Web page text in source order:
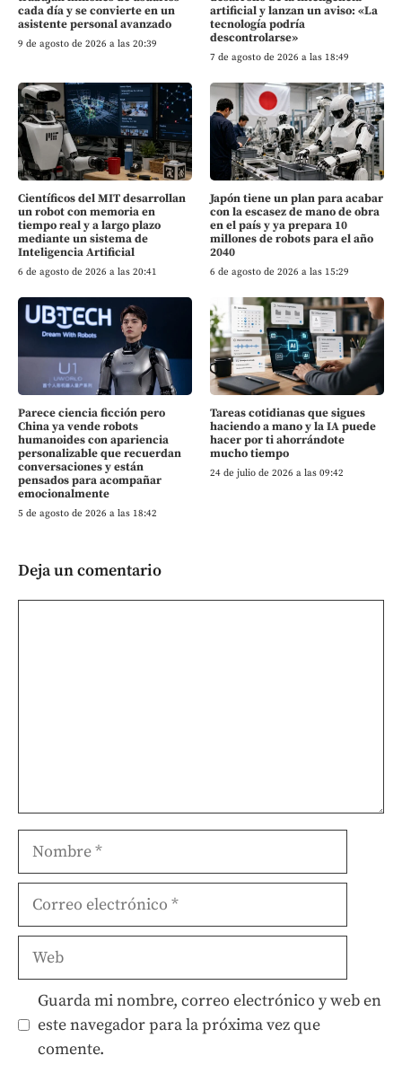
cada día y se convierte en un
asistente personal avanzado
9 de agosto de 2026 a las 20:39
artificial y lanzan un aviso: «La
tecnología podría
descontrolarse»
7 de agosto de 2026 a las 18:49
Científicos del MIT desarrollan
un robot con memoria en
tiempo real y a largo plazo
mediante un sistema de
Inteligencia Artificial
6 de agosto de 2026 a las 20:41
Japón tiene un plan para acabar
con la escasez de mano de obra
en el país y ya prepara 10
millones de robots para el año
2040
6 de agosto de 2026 a las 15:29
Parece ciencia ficción pero
China ya vende robots
humanoides con apariencia
personalizable que recuerdan
conversaciones y están
pensados para acompañar
emocionalmente
5 de agosto de 2026 a las 18:42
Tareas cotidianas que sigues
haciendo a mano y la IA puede
hacer por ti ahorrándote
mucho tiempo
24 de julio de 2026 a las 09:42
Deja un comentario
Nombre
Correo
Web
Guarda mi nombre, correo electrónico y web en
este navegador para la próxima vez que
comente.